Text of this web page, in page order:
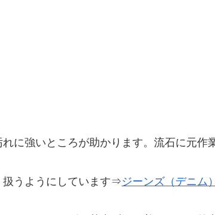
に強いところが助かります。流石に元
扱うようにしています⇒ジーンズ（デニム